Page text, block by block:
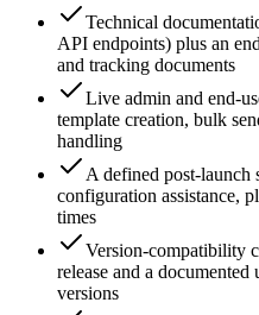
Technical
API endpoints) plus an
and tracking documents
Live admin and end-
template creation, bulk
handling
A defined post-
configuration assistance,
times
Version-compatibility
release and a
versions